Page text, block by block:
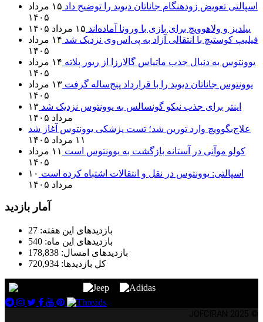
اسپالتی تعویض زودهنگام جاناتان دیوید را توضیح داد
۱۵ مرداد
۱۴۰۵
ییلدیز و ولاهوویچ برای بازی با ورونا آماده‌اند ۱۵ مرداد ۱۴۰۵
فیلیپ کوستیچ با انتقالی آزاد به پی‌اس‌وی نزدیک شد
۱۴ مرداد
۱۴۰۵
یوونتوس به دنبال جذب ماتیاس گالارزا از ریور پلاته
۱۴ مرداد
۱۴۰۵
یوونتوس جاناتان دیوید را با قرارداد پنج‌ساله گرفت
۱۳ مرداد
۱۴۰۵
اینتر برای جذب نیکو گونسالس به یوونتوس نزدیک شد ۱۳
مرداد ۱۴۰۵
علاج‌بگوویچ وارد تورین شد؛ تست پزشکی یوونتوس آغاز شد
۱۱ مرداد ۱۴۰۵
کولو موآنی در آستانه بازگشت به یوونتوس است
۱۱ مرداد
۱۴۰۵
اسپالتی: یوونتوس در نقل و انتقالات اشتباه کرده است ۱۰
مرداد ۱۴۰۵
آمار بازدید
بازدیدهای این هفته: 27
بازدیدهای این ماه: 540
بازدیدهای امسال: 178,838
کل بازدیدها: 720,934